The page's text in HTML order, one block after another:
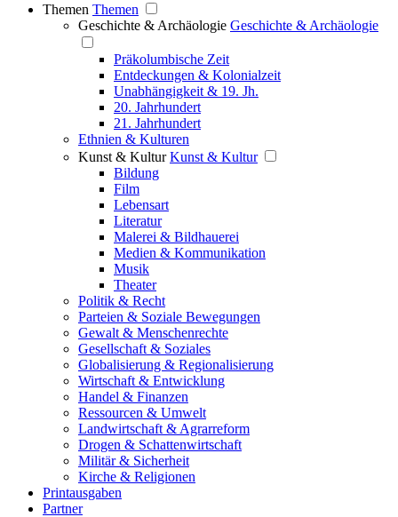
Themen Themen
Geschichte & Archäologie Geschichte & Archäologie
Präkolumbische Zeit
Entdeckungen & Kolonialzeit
Unabhängigkeit & 19. Jh.
20. Jahrhundert
21. Jahrhundert
Ethnien & Kulturen
Kunst & Kultur Kunst & Kultur
Bildung
Film
Lebensart
Literatur
Malerei & Bildhauerei
Medien & Kommunikation
Musik
Theater
Politik & Recht
Parteien & Soziale Bewegungen
Gewalt & Menschenrechte
Gesellschaft & Soziales
Globalisierung & Regionalisierung
Wirtschaft & Entwicklung
Handel & Finanzen
Ressourcen & Umwelt
Landwirtschaft & Agrarreform
Drogen & Schattenwirtschaft
Militär & Sicherheit
Kirche & Religionen
Printausgaben
Partner